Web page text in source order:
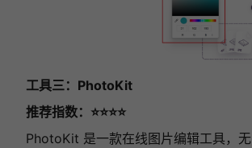
工具三：PhotoKit
推荐指数：⭐⭐⭐⭐
PhotoKit 是一款在线图片编辑工具，无